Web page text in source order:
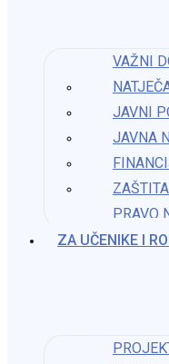
VAŽNI
JAVNI
JAVNA
PRAVO
ZA UČENIKE I
Upite možete slati na mail:
telefon: 047/811 – 358
Hvala na razumijevanju!
Možda nešto kao